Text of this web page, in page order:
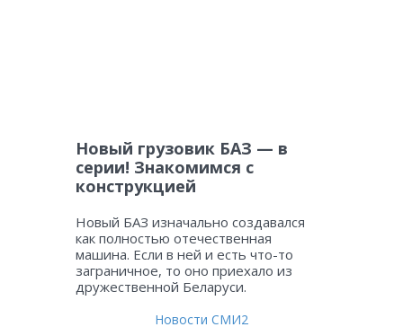
Новый грузовик БАЗ — в
серии! Знакомимся с
конструкцией
Новый БАЗ изначально создавался
как полностью отечественная
машина. Если в ней и есть что-то
заграничное, то оно приехало из
дружественной Беларуси.
Новости СМИ2